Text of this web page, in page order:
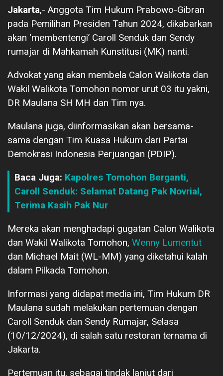
Jakarta,- Anggota Tim Hukum Prabowo-Gibran
pada Pemilihan Presiden Tahun 2024, dikabarkan
akan ‘membentengi’ Caroll Senduk dan Sendy
rumajar di Mahkamah Kunstitusi (MK) nanti.
Advokat yang akan membela Calon Walikota dan
Wakil Walikota Tomohon nomor urut 03 itu yakni,
DR Maulana SH MH dan Tim nya.
Maulana juga, diinformasikan akan bersama-
sama dengan Tim Kuasa Hukum dari Partai
Demokrasi Indonesia Perjuangan (PDIP).
Baca Juga: Kapolres Tomohon Berganti,
Caroll Senduk: Selamat Datang Pak Novrial,
Terima Kasih Pak Nur
Mereka akan menghadapi gugatan Calon Walikota
dan Wakil Walikota Tomohon, Wenny Lumentut
dan Michael Mait (WL-MM) yang diketahui kalah
dalam Pilkada Tomohon.
Informasi yang didapat media ini, Tim Hukum DR
Maulana sudah melakukan pertemuan dengan
Caroll Senduk dan Sendy Rumajar, Selasa
(10/12/2024), di salah satu restoran ternama di
Jakarta.
Pertemuan itu, sebagai tindak lanjut dari